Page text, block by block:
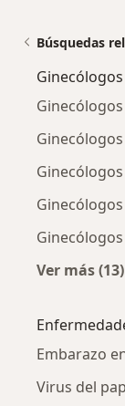
Búsquedas
Ver más (13)
Embarazo
Virus del